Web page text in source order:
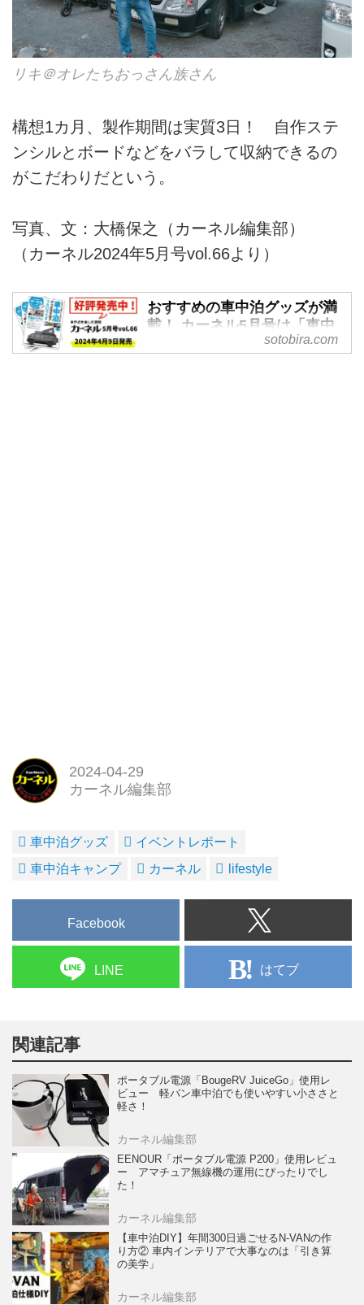
リキ＠オレたちおっさん族さん
構想1カ月、製作期間は実質3日！ 自作ステ
ンシルとボードなどをバラして収納できるの
がこだわりだという。
写真、文：大橋保之（カーネル編集部）
（カーネル2024年5月号vol.66より）
おすすめの車中泊グッズが満
載！ カーネル5月号は「車中
泊グッズカタログ2024」特集
sotobira.com
2024-04-29
カーネル編集部
車中泊グッズ
イベントレポート
車中泊キャンプ
カーネル lifestyle
Facebook
LINE はてブ
関連記事
ポータブル電源「BougeRV JuiceGo」使用レ
ビュー 軽バン車中泊でも使いやすい小ささと
軽さ！
カーネル編集部
EENOUR「ポータブル電源 P200」使用レビュ
ー アマチュア無線機の運用にぴったりでし
た！
カーネル編集部
【車中泊DIY】年間300日過ごせるN-VANの作
り方② 車内インテリアで大事なのは「引き算
の美学」
カーネル編集部